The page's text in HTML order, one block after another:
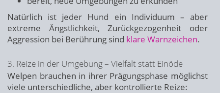
Natürlich ist jeder Hund ein Individuum – aber
extreme Ängstlichkeit, Zurückgezogenheit oder
Aggression bei Berührung sind klare Warnzeichen.
3. Reize in der Umgebung – Vielfalt statt Einöde
Welpen brauchen in ihrer Prägungsphase möglichst
viele unterschiedliche, aber kontrollierte Reize: